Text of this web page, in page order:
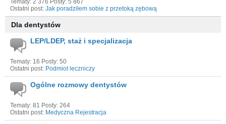
Tematy: 2 376 Posty: 5 867
Ostatni post: Jak poradziłem sobie z przetoką zębową
Dla dentystów
LEP/LDEP, staż i specjalizacja
Tematy: 16 Posty: 50
Ostatni post: Podmiot leczniczy
Ogólne rozmowy dentystów
Tematy: 81 Posty: 264
Ostatni post: Medyczna Rejestracja